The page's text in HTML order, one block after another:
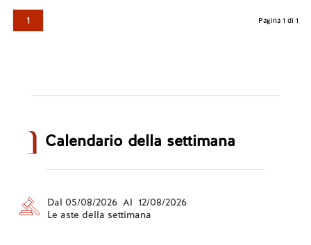
1 Pagina 1 di 1
Calendario della settimana
Dal 05/08/2026 Al 12/08/2026
Le aste della settimana